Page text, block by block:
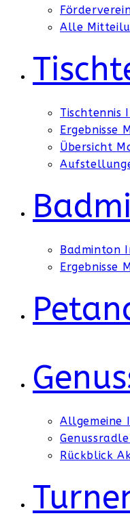
Alle
Tischtennis
Ergebnisse
Übersicht
Badminton
Ergebnisse
Allgemeine
Rückblick